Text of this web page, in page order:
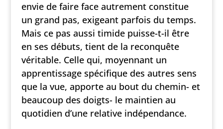
envie de faire face autrement constitue
un grand pas, exigeant parfois du temps.
Mais ce pas aussi timide puisse-t-il être
en ses débuts, tient de la reconquête
véritable. Celle qui, moyennant un
apprentissage spécifique des autres sens
que la vue, apporte au bout du chemin- et
beaucoup des doigts- le maintien au
quotidien d’une relative indépendance.